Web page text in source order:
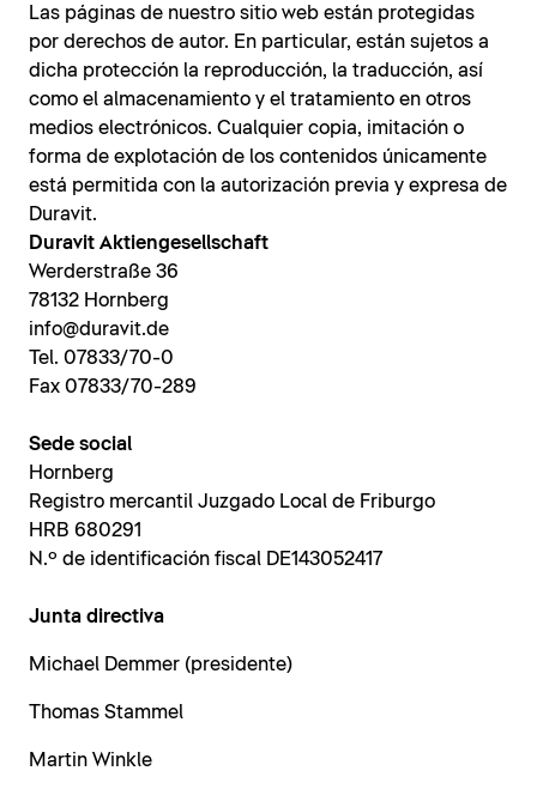
Las páginas de nuestro sitio web están protegidas
por derechos de autor. En particular, están sujetos a
dicha protección la reproducción, la traducción, así
como el almacenamiento y el tratamiento en otros
medios electrónicos. Cualquier copia, imitación o
forma de explotación de los contenidos únicamente
está permitida con la autorización previa y expresa de
Duravit.
Duravit Aktiengesellschaft
Werderstraße 36
78132 Hornberg
info@duravit.de
Tel. 07833/70-0
Fax 07833/70-289
Sede social
Hornberg
Registro mercantil Juzgado Local de Friburgo
HRB 680291
N.º de identificación fiscal DE143052417
Junta directiva
Michael Demmer (presidente)
Thomas Stammel
Martin Winkle